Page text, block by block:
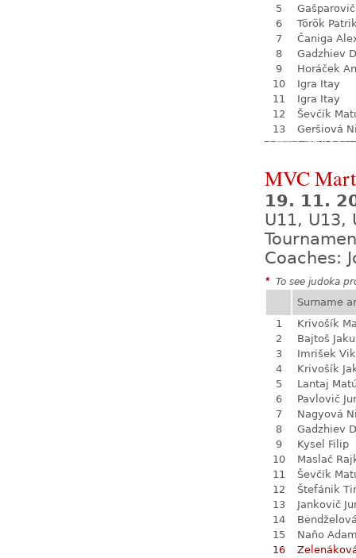
5
6
Török
7
Čaniga
8
Gadzhiev
9
Horáček
10
Igra Itay
11
Igra Itay
12
Ševčík
13
Geršiová
MVC
19. 11.
U11, U13,
Coaches:
* To see judoka
Surname
1
Krivošík
2
Bajtoš
3
Imrišek
4
Krivošík
5
Lantaj
6
Pavlovič
7
Nagyová
8
Gadzhiev
9
Kysel Filip
10
Maslač
11
Ševčík
12
Štefánik
13
Jankovič
14
15
Naňo
16